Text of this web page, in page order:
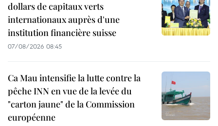
dollars de capitaux verts
internationaux auprès d'une
institution financière suisse
07/08/2026 08:45
Ca Mau intensifie la lutte contre la
pêche INN en vue de la levée du
"carton jaune" de la Commission
européenne